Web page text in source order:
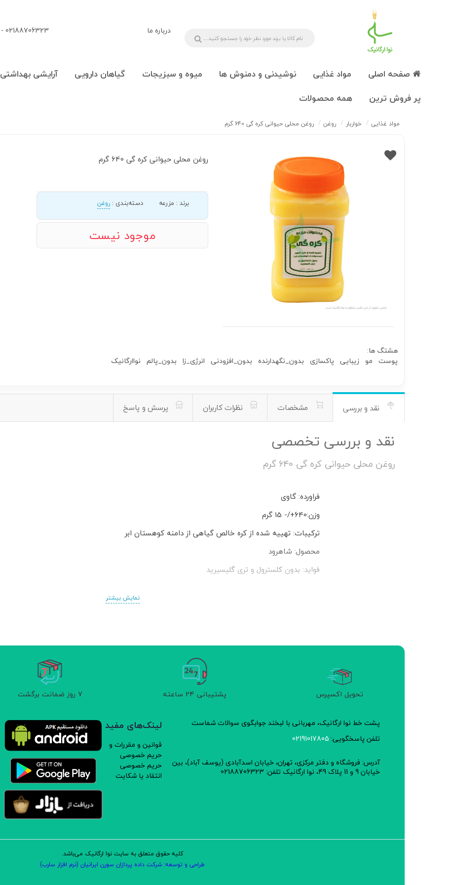
درباره ما 02188706323 - 09108777225
صفحه اصلی مواد غذایی نوشیدنی و دمنوش ها میوه و سبزیجات گیاهان دارویی آرایشی بهداشتی
پر فروش ترین
همه محصولات
مواد غذایی خواربار روغن روغن محلی حیوانی کره گی 640 گرم
روغن محلی حیوانی کره گی 640 گرم
برند: مزرعه دسته‌بندی :روغن
موجود نیست
هشتگ ها:
پوست مو زیبایی پاکسازی بدون_نگهدارنده بدون_افزودنی انرژی_زا بدون_پالم نواارگانیک
نقد و بررسی مشخصات نظرات کاربران پرسش و پاسخ
نقد و بررسی تخصصی
روغن محلی حیوانی کره گی 640 گرم
فراورده: گاوی
وزن:640+/- 15 گرم
ترکیبات: تهییه شده از کره خالص گیاهی از دامنه کوهستان ابر
محصول: شاهرود
فواید: بدون کلسترول و تری گلیسیرید
نمایش بیشتر
تحویل اکسپرس پشتیبانی 24 ساعته 7 روز ضمانت برگشت
پشت خط نوا ارگانیک، مهربانی با لبخند جوابگوی سوالات شماست
تلفن پاسخگویی: 02191017805
آدرس: فروشگاه و دفتر مرکزی، تهران، خیابان اسدآبادی (یوسف آباد)، بین
خیابان 9 و 11 پلاک 49، نوا ارگانیک تلفن: 02188706323
لینک‌های مفید
قوانین و مقررات و
حریم خصوصی
حریم خصوصی
انتقاد یا شکایت
کلیه حقوق متعلق به سایت نوا ارگانیک می‌باشد.
طراحی و توسعه: شرکت داده پردازان سورن ایرانیان (نرم افزار سارب)